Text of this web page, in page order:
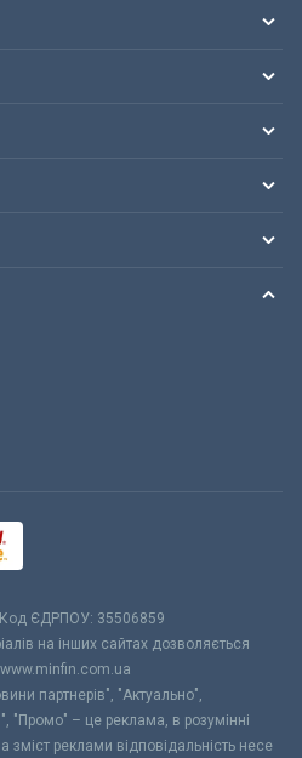
ЄДРПОУ: 35506859
на інших сайтах дозволяється
www.minfin.com.ua
партнерів", "Актуально",
"Промо" – це реклама, в розумінні
зміст реклами відповідальність несе